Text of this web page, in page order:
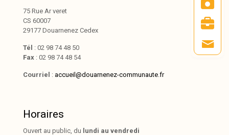
75 Rue Ar veret
CS 60007
29177 Douarnenez Cedex
Tél : 02 98 74 48 50
Fax : 02 98 74 48 54
Courriel : accueil@douarnenez-communaute.fr
Horaires
Ouvert au public, du lundi au vendredi